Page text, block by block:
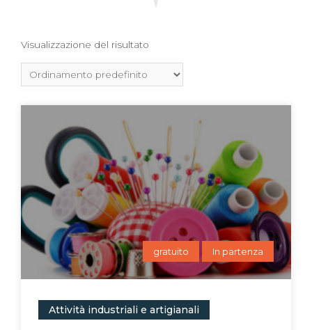
Visualizzazione del risultato
gratuito In partenza
Attività industriali e artigianali